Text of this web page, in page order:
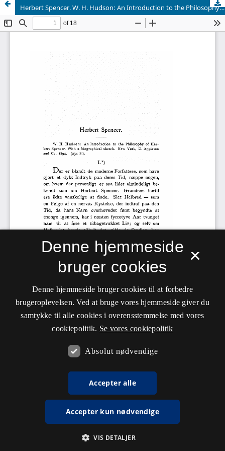
Herbert Spencer. W. H. Hudson: An Introduction to the Philosophy of Herbert Spencer. With a biographical sketch. New York, D. Appleton and Co. 1894. (234 S.).
×
Denne hjemmeside
bruger cookies
Denne hjemmeside bruger cookies til at forbedre
brugeroplevelsen. Ved at bruge vores hjemmeside giver du
samtykke til alle cookies i overensstemmelse med vores
cookiepolitik. Se vores cookiepolitik
Absolut nødvendige
Accepter alle
Accepter kun nødvendige
VIS DETALJER